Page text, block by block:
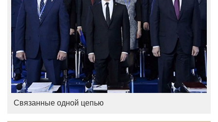
Связанные одной цепью